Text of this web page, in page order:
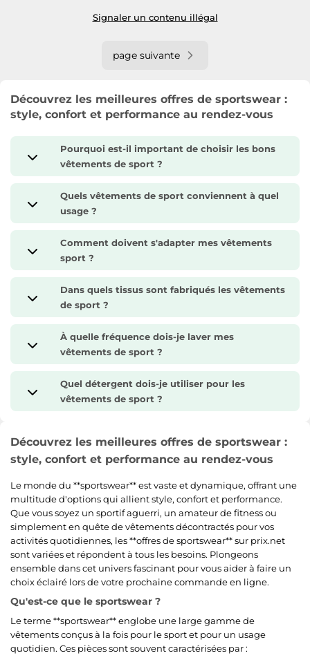
Signaler un contenu illégal
page suivante
Découvrez les meilleures offres de sportswear :
style, confort et performance au rendez-vous
Pourquoi est-il important de choisir les bons
vêtements de sport ?
Quels vêtements de sport conviennent à quel
usage ?
Comment doivent s'adapter mes vêtements
sport ?
Dans quels tissus sont fabriqués les vêtements
de sport ?
À quelle fréquence dois-je laver mes
vêtements de sport ?
Quel détergent dois-je utiliser pour les
vêtements de sport ?
Découvrez les meilleures offres de sportswear :
style, confort et performance au rendez-vous
Le monde du **sportswear** est vaste et dynamique, offrant une
multitude d'options qui allient style, confort et performance.
Que vous soyez un sportif aguerri, un amateur de fitness ou
simplement en quête de vêtements décontractés pour vos
activités quotidiennes, les **offres de sportswear** sur prix.net
sont variées et répondent à tous les besoins. Plongeons
ensemble dans cet univers fascinant pour vous aider à faire un
choix éclairé lors de votre prochaine commande en ligne.
Qu'est-ce que le sportswear ?
Le terme **sportswear** englobe une large gamme de
vêtements conçus à la fois pour le sport et pour un usage
quotidien. Ces pièces sont souvent caractérisées par :